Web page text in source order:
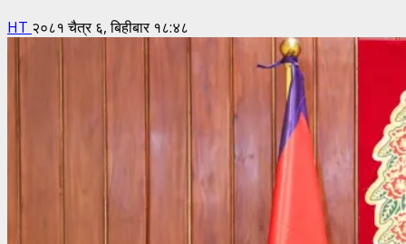
HT २०८१ चैत्र ६, बिहीबार १८:४८